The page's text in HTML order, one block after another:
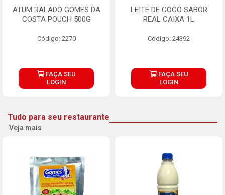
ATUM RALADO GOMES DA
COSTA POUCH 500G
Código: 2270
FAÇA SEU
LOGIN
LEITE DE COCO SABOR
REAL CAIXA 1L
Código: 24392
FAÇA SEU
LOGIN
Tudo para seu restaurante
Veja mais